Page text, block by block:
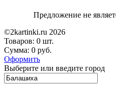
Предложение не
©2kartinki.ru 2026
Товаров: 0 шт.
Сумма: 0 руб.
Оформить
Выберите или введите город